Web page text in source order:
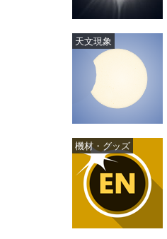
天文現象
機材・グッズ